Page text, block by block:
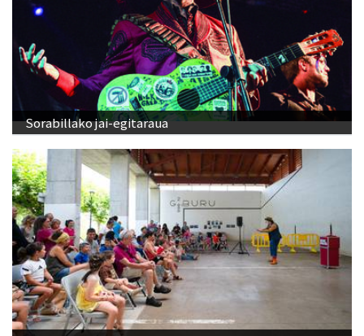
Sorabillako jai-egitaraua
Potx magoak girotu du goiza